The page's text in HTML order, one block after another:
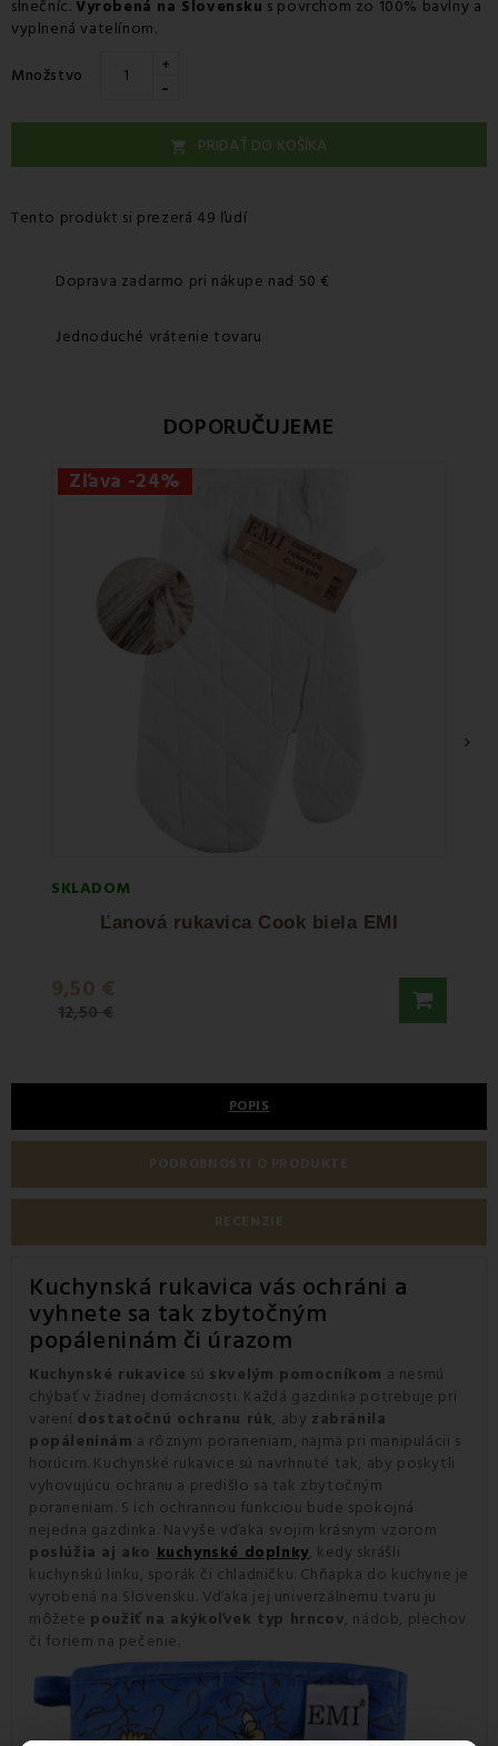
Pondelok 10.08 - Osobný odber v odbernom mieste
GLS
Utorok 11.08
Packeta doručenie kuriérom na adresu
slnečníc. Vyrobená na Slovensku s povrchom zo 100% bavlny a
vyplnená vatelínom.
Množstvo +
-
 PRIDAŤ DO KOŠÍKA
Tento produkt si prezerá 49 ľudí
Doprava zadarmo pri nákupe nad 50 €
Jednoduché vrátenie tovaru
DOPORUČUJEME
Zľava -24%
SKLADOM
Ľanová rukavica Cook biela EMI
9,50 €
12,50 €
›
POPIS
PODROBNOSTI O PRODUKTE
RECENZIE
Kuchynská rukavica vás ochráni a
vyhnete sa tak zbytočným
popáleninám či úrazom
Kuchynské rukavice sú skvelým pomocníkom a nesmú
chýbať v žiadnej domácnosti. Každá gazdinka potrebuje pri
varení dostatočnú ochranu rúk, aby zabránila
popáleninám a rôznym poraneniam, najmä pri manipulácii s
horúcim. Kuchynské rukavice sú navrhnuté tak, aby poskytli
vyhovujúcu ochranu a predišlo sa tak zbytočným
poraneniam. S ich ochrannou funkciou bude spokojná
nejedna gazdinka. Navyše vďaka svojim krásnym vzorom
poslúžia aj ako kuchynské doplnky, kedy skrášli
kuchynskú linku, sporák či chladničku. Chňapka do kuchyne je
vyrobená na Slovensku. Vďaka jej univerzálnemu tvaru ju
môžete použiť na akýkoľvek typ hrncov, nádob, plechov
či foriem na pečenie.